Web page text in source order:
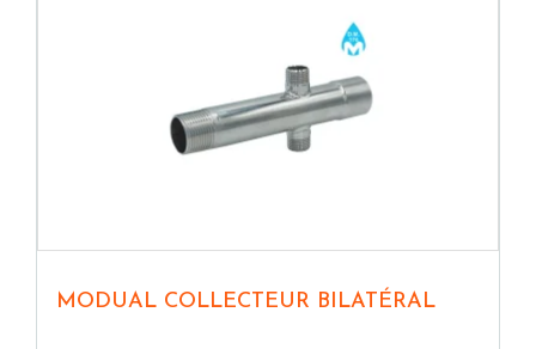
MODUAL COLLECTEUR BILATÉRAL